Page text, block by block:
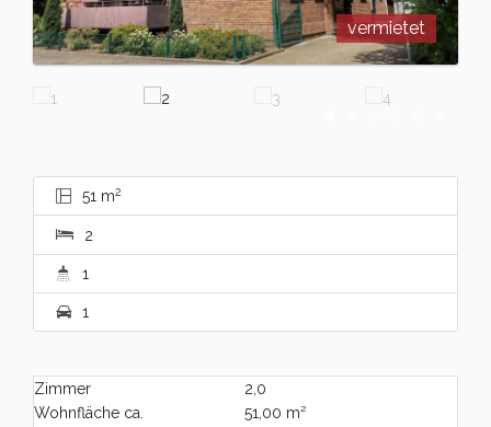
vermietet
51 m2
2
1
1
Zimmer
2,0
Wohnfläche ca.
51,00 m²